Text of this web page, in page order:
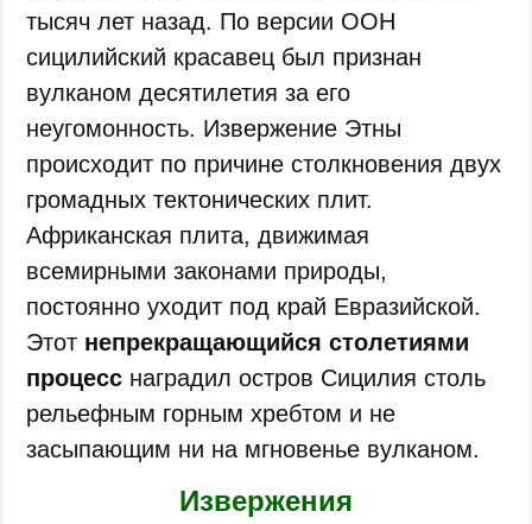
тысяч лет назад. По версии ООН
сицилийский красавец был признан
вулканом десятилетия за его
неугомонность. Извержение Этны
происходит по причине столкновения двух
громадных тектонических плит.
Африканская плита, движимая
всемирными законами природы,
постоянно уходит под край Евразийской.
Этот непрекращающийся столетиями
процесс наградил остров Сицилия столь
рельефным горным хребтом и не
засыпающим ни на мгновенье вулканом.
Извержения